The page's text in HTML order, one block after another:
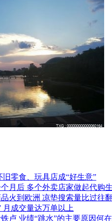
旧零食、玩具店成“好生意”
月后 多个外卖店家做起代购
火到欧洲 凉垫搜索量比过往
月成交量达万单以上
卢 业绩“跳水”的主要原因何在